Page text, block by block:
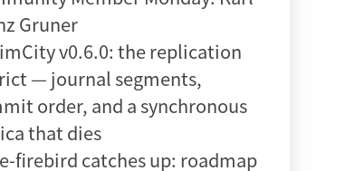
Gruner
v0.6.0: the replication
— journal segments,
order, and a synchronous
that dies
firebird catches up: roadmap